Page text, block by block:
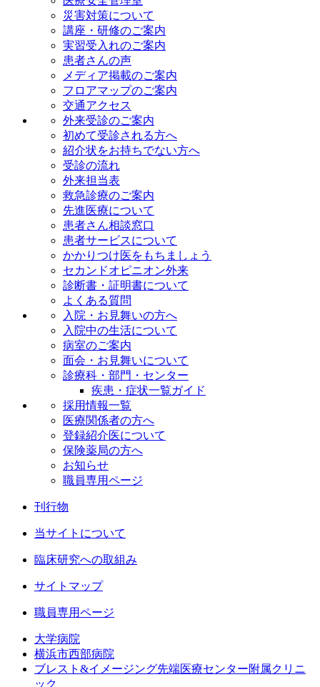
災害対策について
講座・研修のご案内
実習受入れのご案内
患者さんの声
メディア掲載のご案内
フロアマップのご案内
交通アクセス
外来受診のご案内
初めて受診される方へ
紹介状をお持ちでない方へ
受診の流れ
外来担当表
救急診療のご案内
先進医療について
患者さん相談窓口
患者サービスについて
かかりつけ医をもちましょう
セカンドオピニオン外来
診断書・証明書について
よくある質問
入院・お見舞いの方へ
入院中の生活について
病室のご案内
面会・お見舞いについて
診療科・部門・センター
疾患・症状一覧ガイド
採用情報一覧
医療関係者の方へ
登録紹介医について
保険薬局の方へ
お知らせ
職員専用ページ
刊行物
当サイトについて
臨床研究への取組み
サイトマップ
職員専用ページ
大学病院
横浜市西部病院
ブレスト&イメージング先端医療センター附属クリニ
ック